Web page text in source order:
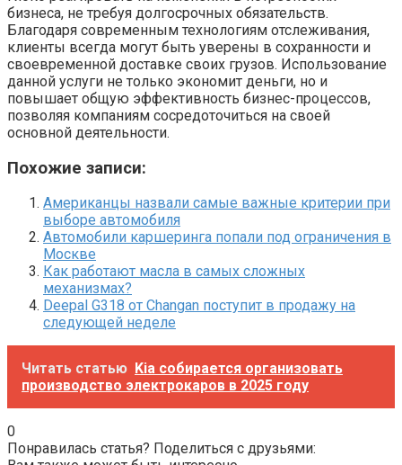
бизнеса, не требуя долгосрочных обязательств.
Благодаря современным технологиям отслеживания,
клиенты всегда могут быть уверены в сохранности и
своевременной доставке своих грузов. Использование
данной услуги не только экономит деньги, но и
повышает общую эффективность бизнес-процессов,
позволяя компаниям сосредоточиться на своей
основной деятельности.
Похожие записи:
Американцы назвали самые важные критерии при
выборе автомобиля
Автомобили каршеринга попали под ограничения в
Москве
Как работают масла в самых сложных
механизмах?
Deepal G318 от Changan поступит в продажу на
следующей неделе
Читать статью Kia собирается организовать
производство электрокаров в 2025 году
0
Понравилась статья? Поделиться с друзьями: